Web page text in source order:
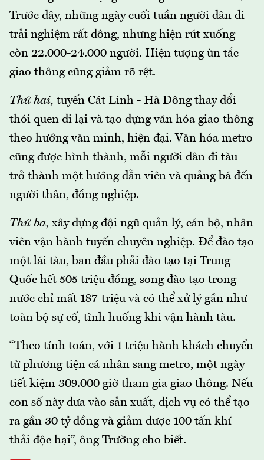
Trước đây, những ngày cuối tuần người dân đi
trải nghiệm rất đông, nhưng hiện rút xuống
còn 22.000-24.000 người. Hiện tượng ùn tắc
giao thông cũng giảm rõ rệt.
Thứ hai, tuyến Cát Linh - Hà Đông thay đổi
thói quen đi lại và tạo dựng văn hóa giao thông
theo hướng văn minh, hiện đại. Văn hóa metro
cũng được hình thành, mỗi người dân đi tàu
trở thành một hướng dẫn viên và quảng bá đến
người thân, đồng nghiệp.
Thứ ba, xây dựng đội ngũ quản lý, cán bộ, nhân
viên vận hành tuyến chuyên nghiệp. Để đào tạo
một lái tàu, ban đầu phải đào tạo tại Trung
Quốc hết 505 triệu đồng, song đào tạo trong
nước chỉ mất 187 triệu và có thể xử lý gần như
toàn bộ sự cố, tình huống khi vận hành tàu.
“Theo tính toán, với 1 triệu hành khách chuyển
từ phương tiện cá nhân sang metro, một ngày
tiết kiệm 309.000 giờ tham gia giao thông. Nếu
con số này đưa vào sản xuất, dịch vụ có thể tạo
ra gần 30 tỷ đồng và giảm được 100 tấn khí
thải độc hại”, ông Trường cho biết.